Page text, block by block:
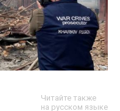
Читайте также
на русском языке